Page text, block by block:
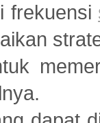
frekuensi